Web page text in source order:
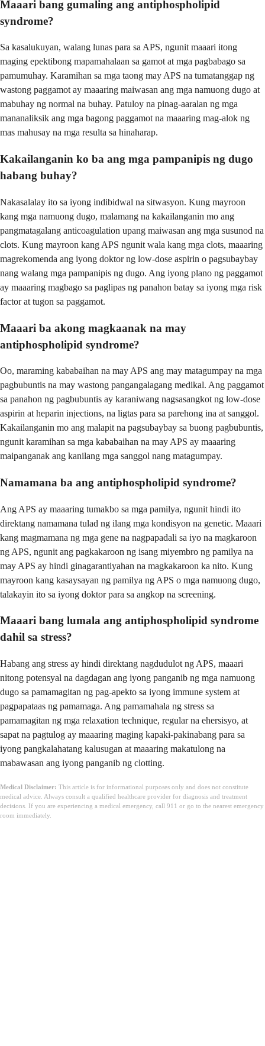
Maaari bang gumaling ang antiphospholipid
syndrome?
Sa kasalukuyan, walang lunas para sa APS, ngunit maaari itong
maging epektibong mapamahalaan sa gamot at mga pagbabago sa
pamumuhay. Karamihan sa mga taong may APS na tumatanggap ng
wastong paggamot ay maaaring maiwasan ang mga namuong dugo at
mabuhay ng normal na buhay. Patuloy na pinag-aaralan ng mga
mananaliksik ang mga bagong paggamot na maaaring mag-alok ng
mas mahusay na mga resulta sa hinaharap.
Kakailanganin ko ba ang mga pampanipis ng dugo
habang buhay?
Nakasalalay ito sa iyong indibidwal na sitwasyon. Kung mayroon
kang mga namuong dugo, malamang na kakailanganin mo ang
pangmatagalang anticoagulation upang maiwasan ang mga susunod na
clots. Kung mayroon kang APS ngunit wala kang mga clots, maaaring
magrekomenda ang iyong doktor ng low-dose aspirin o pagsubaybay
nang walang mga pampanipis ng dugo. Ang iyong plano ng paggamot
ay maaaring magbago sa paglipas ng panahon batay sa iyong mga risk
factor at tugon sa paggamot.
Maaari ba akong magkaanak na may
antiphospholipid syndrome?
Oo, maraming kababaihan na may APS ang may matagumpay na mga
pagbubuntis na may wastong pangangalagang medikal. Ang paggamot
sa panahon ng pagbubuntis ay karaniwang nagsasangkot ng low-dose
aspirin at heparin injections, na ligtas para sa parehong ina at sanggol.
Kakailanganin mo ang malapit na pagsubaybay sa buong pagbubuntis,
ngunit karamihan sa mga kababaihan na may APS ay maaaring
maipanganak ang kanilang mga sanggol nang matagumpay.
Namamana ba ang antiphospholipid syndrome?
Ang APS ay maaaring tumakbo sa mga pamilya, ngunit hindi ito
direktang namamana tulad ng ilang mga kondisyon na genetic. Maaari
kang magmamana ng mga gene na nagpapadali sa iyo na magkaroon
ng APS, ngunit ang pagkakaroon ng isang miyembro ng pamilya na
may APS ay hindi ginagarantiyahan na magkakaroon ka nito. Kung
mayroon kang kasaysayan ng pamilya ng APS o mga namuong dugo,
talakayin ito sa iyong doktor para sa angkop na screening.
Maaari bang lumala ang antiphospholipid syndrome
dahil sa stress?
Habang ang stress ay hindi direktang nagdudulot ng APS, maaari
nitong potensyal na dagdagan ang iyong panganib ng mga namuong
dugo sa pamamagitan ng pag-apekto sa iyong immune system at
pagpapataas ng pamamaga. Ang pamamahala ng stress sa
pamamagitan ng mga relaxation technique, regular na ehersisyo, at
sapat na pagtulog ay maaaring maging kapaki-pakinabang para sa
iyong pangkalahatang kalusugan at maaaring makatulong na
mabawasan ang iyong panganib ng clotting.
Medical Disclaimer: This article is for informational purposes only and does not constitute
medical advice. Always consult a qualified healthcare provider for diagnosis and treatment
decisions. If you are experiencing a medical emergency, call 911 or go to the nearest emergency
room immediately.